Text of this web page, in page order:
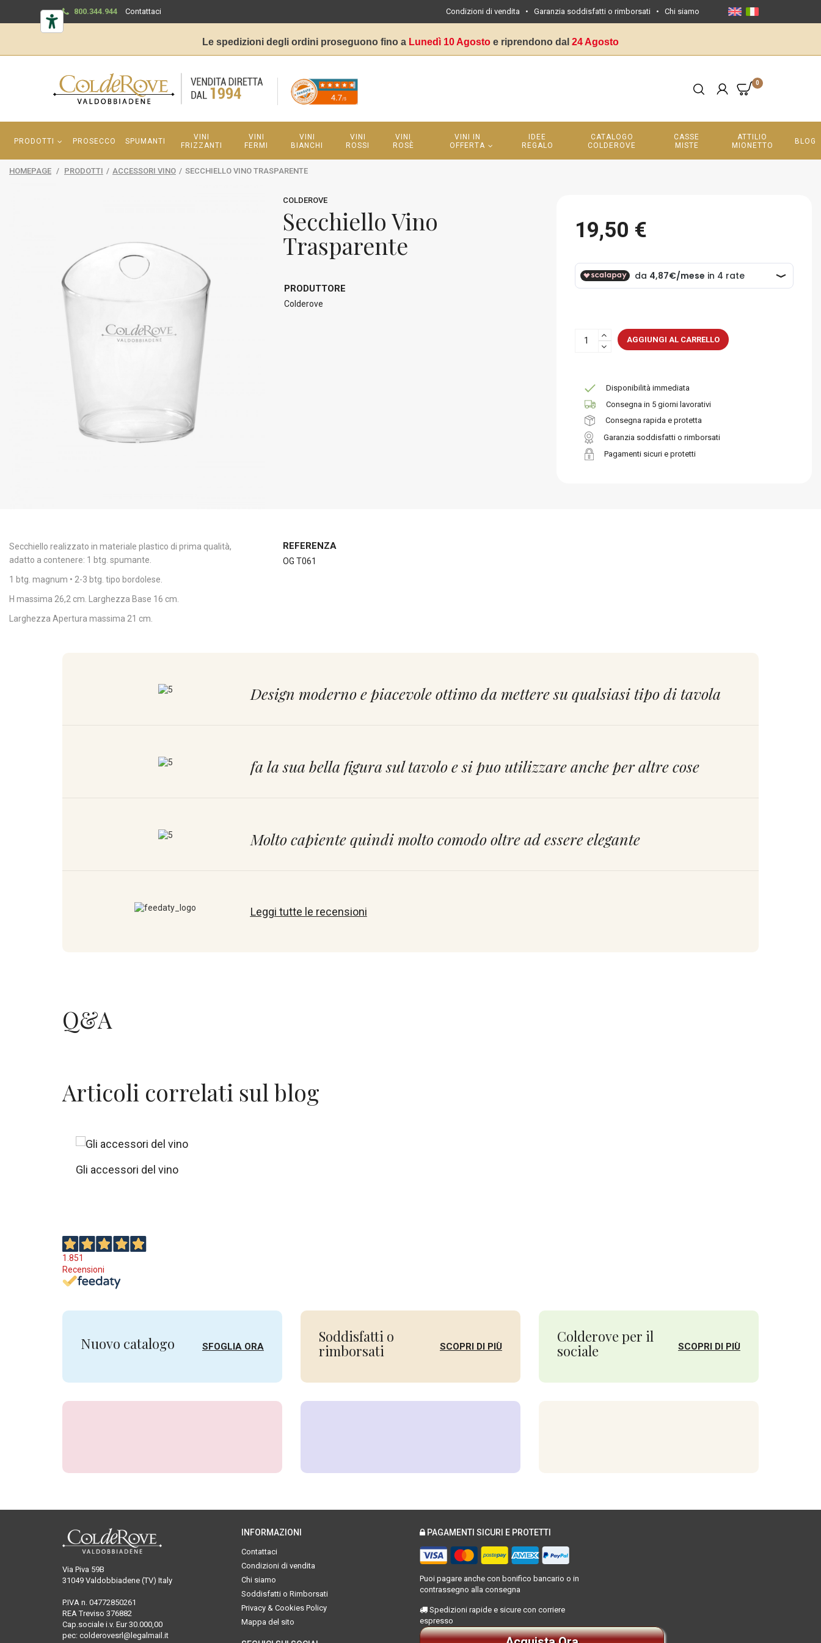
800.344.944 Contattaci Condizioni di vendita • Garanzia soddisfatti o rimborsati• Chi siamo
Le spedizioni degli ordini proseguono fino a Lunedì 10 Agosto e riprendono dal 24 Agosto
0
PRODOTTI PROSECCO SPUMANTI
VINI
FRIZZANTI
VINI
FERMI
VINI
BIANCHI
VINI
ROSSI
VINI
ROSÈ
VINI IN
OFFERTA
IDEE
REGALO
CATALOGO
COLDEROVE
CASSE
MISTE
ATTILIO
MIONETTO
BLOG
HOMEPAGE / PRODOTTI / ACCESSORI VINO / SECCHIELLO VINO TRASPARENTE
COLDEROVE
Secchiello Vino
Trasparente
PRODUTTORE
Colderove
19,50 €
AGGIUNGI AL CARRELLO
Disponibilità immediata
Consegna in 5 giorni lavorativi
Consegna rapida e protetta
Garanzia soddisfatti o rimborsati
Pagamenti sicuri e protetti
Secchiello realizzato in materiale plastico di prima qualità,
adatto a contenere: 1 btg. spumante.
1 btg. magnum • 2-3 btg. tipo bordolese.
H massima 26,2 cm. Larghezza Base 16 cm.
Larghezza Apertura massima 21 cm.
REFERENZA
OG T061
Design moderno e piacevole ottimo da mettere su qualsiasi tipo di tavola
fa la sua bella figura sul tavolo e si puo utilizzare anche per altre cose
Molto capiente quindi molto comodo oltre ad essere elegante
Leggi tutte le recensioni
Q&A
Articoli correlati sul blog
Gli accessori del vino
1.851
Recensioni
Nuovo catalogo SFOGLIA ORA
Soddisfatti o
rimborsati
SCOPRI DI PIÙ
Colderove per il
sociale
SCOPRI DI PIÙ
Via Piva 59B
31049 Valdobbiadene (TV) Italy
P.IVA n. 04772850261
REA Treviso 376882
Cap.sociale i.v. Eur 30.000,00
pec: colderovesrl@legalmail.it
INFORMAZIONI
Contattaci
Condizioni di vendita
Chi siamo
Soddisfatti o Rimborsati
Privacy & Cookies Policy
Mappa del sito
PAGAMENTI SICURI E PROTETTI
Puoi pagare anche con bonifico bancario o in
contrassegno alla consegna
Spedizioni rapide e sicure con corriere
espresso